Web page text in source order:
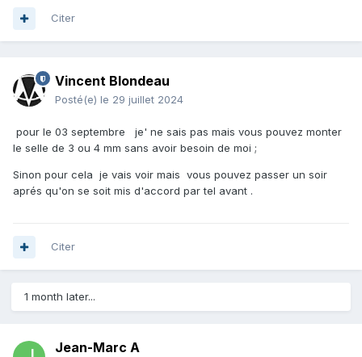
Citer
Vincent Blondeau
Posté(e) le 29 juillet 2024
pour le 03 septembre je' ne sais pas mais vous pouvez monter
le selle de 3 ou 4 mm sans avoir besoin de moi ;
Sinon pour cela je vais voir mais vous pouvez passer un soir
aprés qu'on se soit mis d'accord par tel avant .
Citer
1 month later...
Jean-Marc A